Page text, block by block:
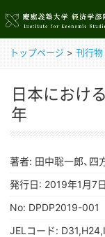
トップページ > 刊行物
日本におけ
年
著者: 田中聡一郎、四
発行日: 2019年1月7日
No: DPDP2019-001
JELコード: